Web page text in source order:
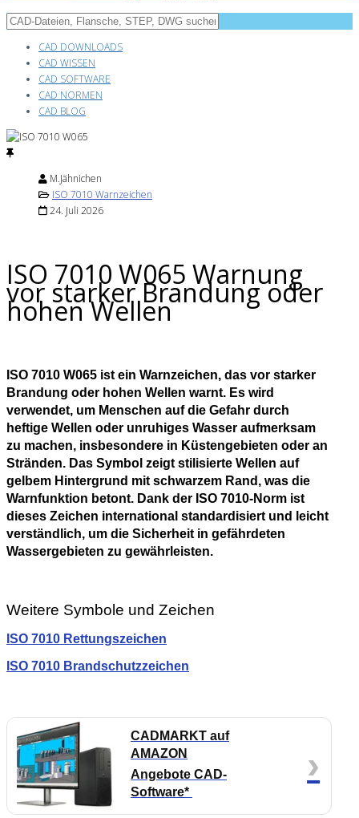
CAD DOWNLOADS
CAD WISSEN
CAD SOFTWARE
CAD NORMEN
CAD BLOG
M.Jähnichen
ISO 7010 Warnzeichen
24. Juli 2026
ISO 7010 W065 Warnung
vor starker Brandung oder
hohen Wellen
ISO 7010 W065 ist ein Warnzeichen, das vor starker
Brandung oder hohen Wellen warnt. Es wird
verwendet, um Menschen auf die Gefahr durch
heftige Wellen oder unruhiges Wasser aufmerksam
zu machen, insbesondere in Küstengebieten oder an
Stränden. Das Symbol zeigt stilisierte Wellen auf
gelbem Hintergrund mit schwarzem Rand, was die
Warnfunktion betont. Dank der ISO 7010-Norm ist
dieses Zeichen international standardisiert und leicht
verständlich, um die Sicherheit in gefährdeten
Wassergebieten zu gewährleisten.
Weitere Symbole und Zeichen
ISO 7010 Rettungszeichen
ISO 7010 Brandschutzzeichen
CADMARKT auf
AMAZON
Angebote CAD-
Software*
›